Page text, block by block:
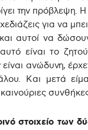
την πρόβλεψη.
για να
αυτοί να
είναι το
ανώδυνη,
Και μετά
στοιχείο των